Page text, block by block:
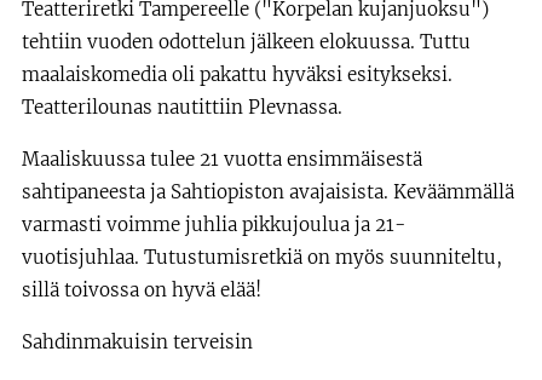
Teatteriretki Tampereelle ("Korpelan kujanjuoksu")
tehtiin vuoden odottelun jälkeen elokuussa. Tuttu
maalaiskomedia oli pakattu hyväksi esitykseksi.
Teatterilounas nautittiin Plevnassa.
Maaliskuussa tulee 21 vuotta ensimmäisestä
sahtipaneesta ja Sahtiopiston avajaisista. Keväämmällä
varmasti voimme juhlia pikkujoulua ja 21-
vuotisjuhlaa. Tutustumisretkiä on myös suunniteltu,
sillä toivossa on hyvä elää!
Sahdinmakuisin terveisin